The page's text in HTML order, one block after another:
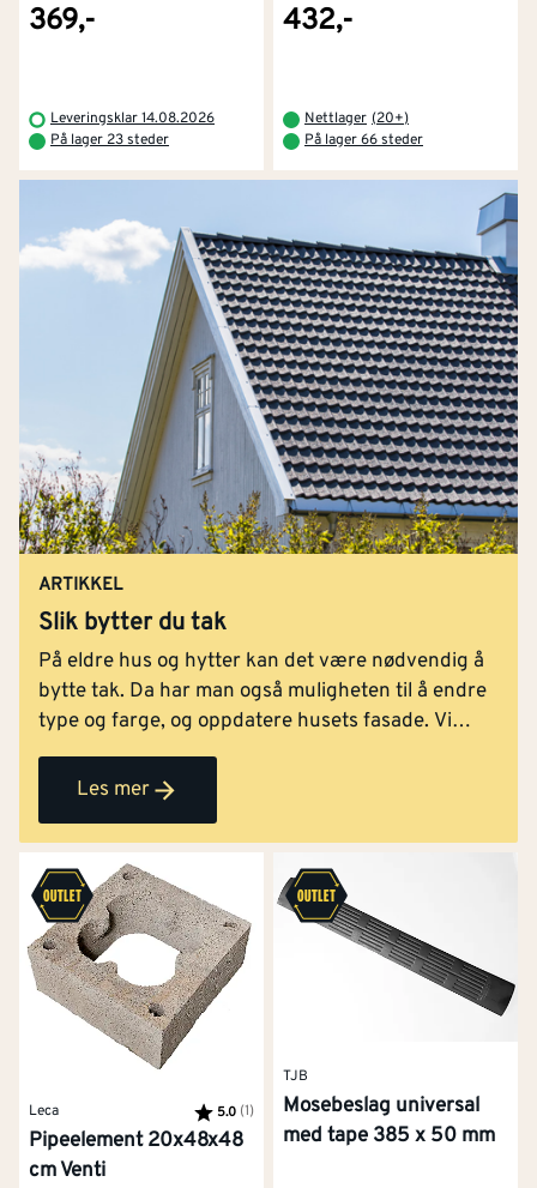
369,-
Leveringsklar 14.08.2026
På lager 23 steder
432,-
Nettlager (20+)
På lager 66 steder
ARTIKKEL
Slik bytter du tak
På eldre hus og hytter kan det være nødvendig å
bytte tak. Da har man også muligheten til å endre
type og farge, og oppdatere husets fasade. Vi
guider deg gjennom byggeprosjektet!
Les mer
Leca Karakter:
5.0 (1) av 5 mulige
Pipeelement 20x48x48
cm Venti
TJB
Mosebeslag universal
med tape 385 x 50 mm